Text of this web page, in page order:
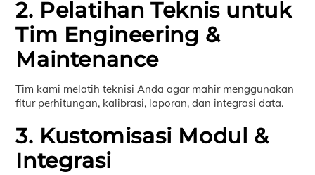
2. Pelatihan Teknis untuk
Tim Engineering &
Maintenance
Tim kami melatih teknisi Anda agar mahir menggunakan
fitur perhitungan, kalibrasi, laporan, dan integrasi data.
3. Kustomisasi Modul &
Integrasi